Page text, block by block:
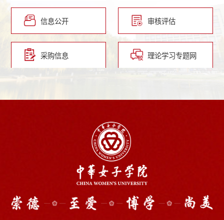
信息公开 审核评估
采购信息 理论学习专题网